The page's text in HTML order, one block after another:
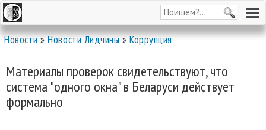
Новости»Новости Лидчины»Коррупция
Материалы проверок свидетельствуют, что
система "одного окна" в Беларуси действует
формально